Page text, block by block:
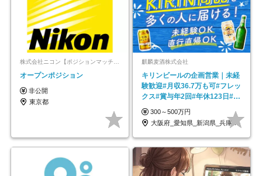
株式会社ニコン【ポジションマッチ登録】
オープンポジション
非公開
東京都
麒麟麦酒株式会社
キリンビールの企画営業｜未経
験歓迎#月収36.7万も可#フレッ
クス#賞与年2回#年休123日#完
全週休2日制
300～500万円
大阪府_愛知県_新潟県_兵庫県_福岡県